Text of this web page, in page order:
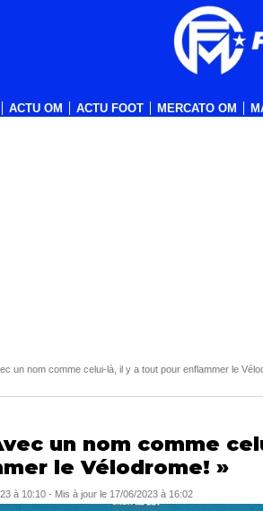
ACTU OM ACTU FOOT MERCATO OM
un nom comme celui-là, il y a tout pour enflammer le
un nom comme
le Vélodrome! »
à 10:10 - Mis à jour le 17/06/2023 à 16:02